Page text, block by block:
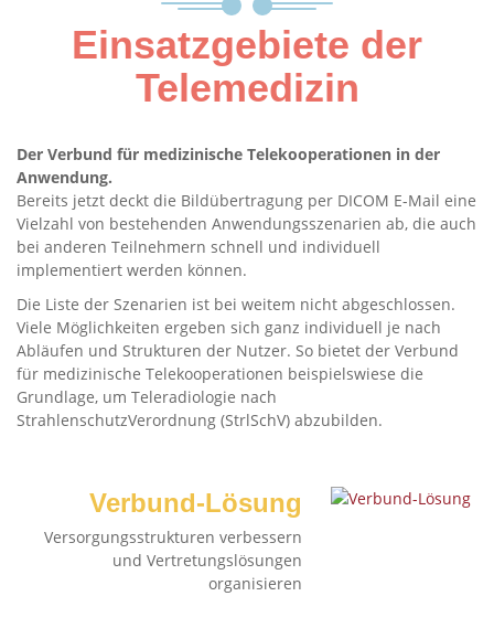
Einsatzgebiete der
Telemedizin
Der Verbund für medizinische Telekooperationen in der
Anwendung.
Bereits jetzt deckt die Bildübertragung per DICOM E-Mail eine
Vielzahl von bestehenden Anwendungsszenarien ab, die auch
bei anderen Teilnehmern schnell und individuell
implementiert werden können.
Die Liste der Szenarien ist bei weitem nicht abgeschlossen.
Viele Möglichkeiten ergeben sich ganz individuell je nach
Abläufen und Strukturen der Nutzer. So bietet der Verbund
für medizinische Telekooperationen beispielswiese die
Grundlage, um Teleradiologie nach
StrahlenschutzVerordnung (StrlSchV) abzubilden.
Verbund-Lösung
Versorgungsstrukturen verbessern
und Vertretungslösungen
organisieren